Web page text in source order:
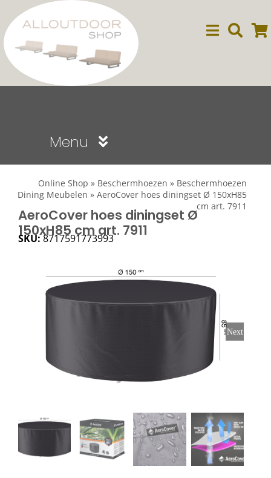
naar
inhoud
Menu
Dining
Stoelen
Bijzettafels
Deck Chairs + voetbanken
Online Shop » Beschermhoezen » Beschermhoezen
Dining Meubelen » AeroCover hoes diningset Ø 150xH85
cm art. 7911
AeroCover hoes diningset Ø
150xH85 cm art. 7911
SKU:8717591773993
Next